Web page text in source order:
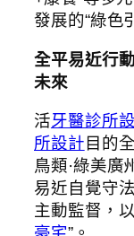
發展的“綠色
全平易近行
未來
活牙醫診所
所設計 目的
鳥類·綠美廣
易近自覺守
主動監督，